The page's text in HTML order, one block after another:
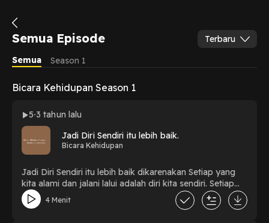
Semua Episode
Terbaru
Semua
Season 1
Bicara Kehidupan Season 1
5 3 tahun lalu
Jadi Diri Sendiri itu lebih baik.
Bicara Kehidupan
Jadi Diri Sendiri itu lebih baik dikarenakan Setiap yang
kita alami dan jalani lalui adalah diri kita sendiri. Setiap
perjalanan tidak akan pernah sama dengan orang lain
rasakan.. tapi pengalaman orang lain menjadi nilai
4 Menit